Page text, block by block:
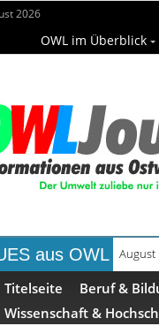
2026
OWL im Überblick
aus OWL August
Titelseite Beruf &
Wissenschaft &